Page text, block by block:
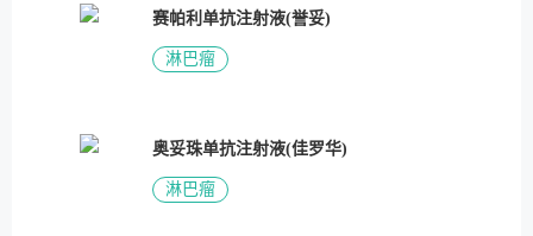
赛帕利单抗注射液(誉妥)
淋巴瘤
奥妥珠单抗注射液(佳罗华)
淋巴瘤